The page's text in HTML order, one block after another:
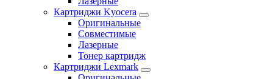
Картриджи Kyocera
Оригинальные
Совместимые
Лазерные
Тонер картридж
Картриджи Lexmark